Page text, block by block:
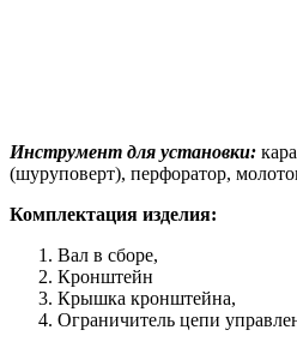
Инструмент для установки:
(шуруповерт), перфоратор,
Комплектация изделия:
Вал в сборе,
Кронштейн
Крышка кронштейна,
Ограничитель цепи